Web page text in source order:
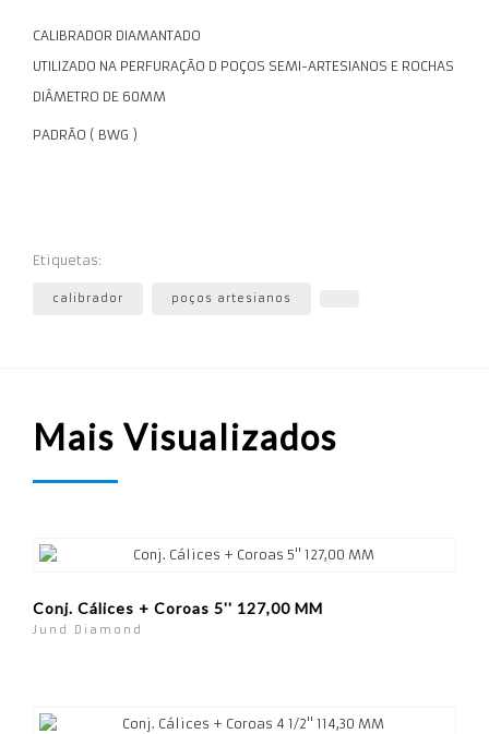
CALIBRADOR DIAMANTADO
UTILIZADO NA PERFURAÇÃO D POÇOS SEMI-ARTESIANOS E ROCHAS
DIÂMETRO DE 60MM
PADRÃO ( BWG )
Etiquetas:
calibrador poços artesianos
Mais Visualizados
Conj. Cálices + Coroas 5'' 127,00 MM
Jund Diamond